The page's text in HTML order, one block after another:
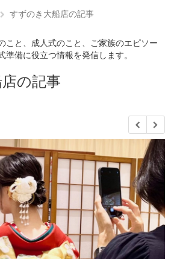
すずのき大船店の記事
こと、成人式のこと、ご家族のエピソー
準備に役立つ情報を発信します。
の記事